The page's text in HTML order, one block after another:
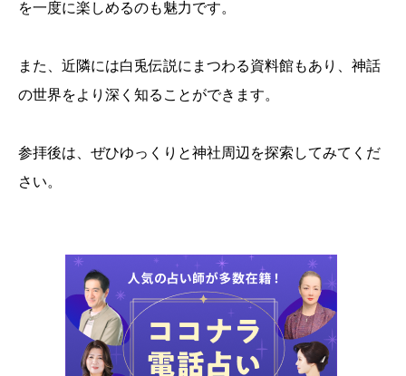
を一度に楽しめるのも魅力です。
また、近隣には白兎伝説にまつわる資料館もあり、神話
の世界をより深く知ることができます。
参拝後は、ぜひゆっくりと神社周辺を探索してみてくだ
さい。